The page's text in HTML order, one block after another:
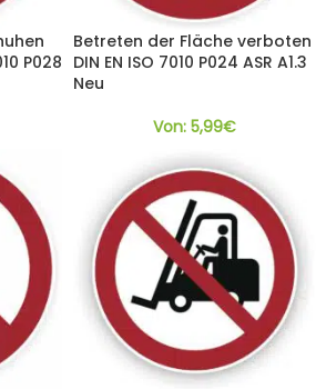
P028
Betreten der Fläche verboten
DIN EN ISO 7010 P024 ASR A1.3
Neu
Von: 5,99€